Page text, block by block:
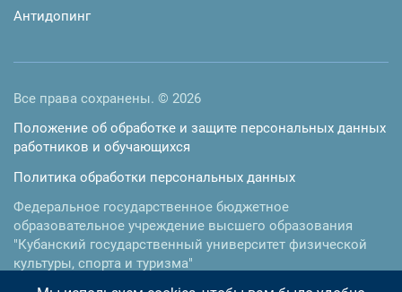
Антидопинг
Все права сохранены. © 2026
Положение об обработке и защите персональных данных
работников и обучающихся
Политика обработки персональных данных
Федеральное государственное бюджетное
образовательное учреждение высшего образования
"Кубанский государственный университет физической
культуры, спорта и туризма"